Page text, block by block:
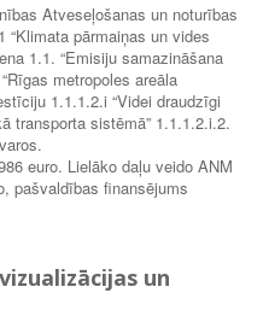
Atveseļošanas un noturības
“Klimata pārmaiņas un vides
1.1. “Emisiju samazināšana
metropoles areāla
1.1.1.2.i “Videi draudzīgi
transporta sistēmā” 1.1.1.2.i.2.
euro. Lielāko daļu veido ANM
pašvaldības finansējums
un